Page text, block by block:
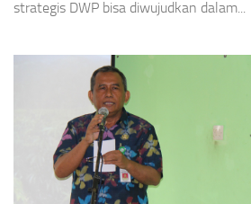
strategis DWP bisa diwujudkan dalam...